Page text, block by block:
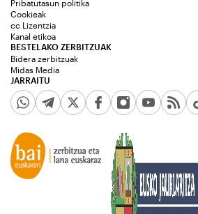
JARRAITU
Pribatutasun politika
Cookieak
cc Lizentzia
Kanal etikoa
BESTELAKO ZERBITZUAK
Bidera zerbitzuak
Midas Media